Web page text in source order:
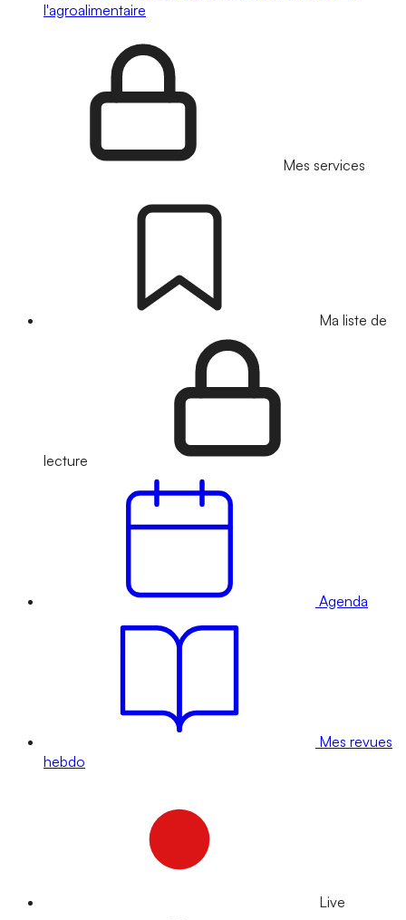
l'agroalimentaire
Mes services
Ma liste de
lecture
Agenda
Mes revues
hebdo
Live